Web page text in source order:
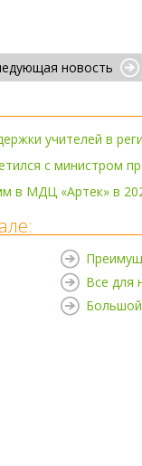
новость
учителей в
с министром
в МДЦ «Артек» в
Все для
Большой